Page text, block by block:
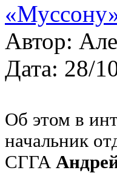
Автор:
Дата: 28/
Об этом в
начальник
СГГА